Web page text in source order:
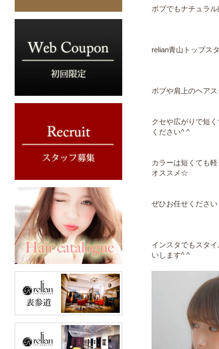
ボブでもナチュラ
relian青山トップス
ボブや肩上のヘア
クセや広がりで短
ください^ ^
カラーは短くても
オススメ☆
ぜひお任せください
インスタでもスタ
いします^ ^